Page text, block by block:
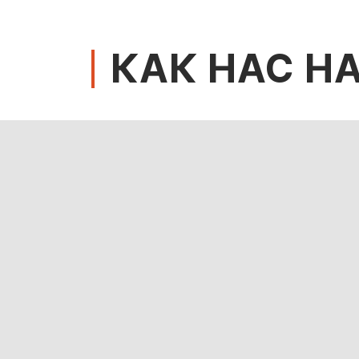
КАК НАС